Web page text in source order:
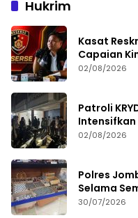
Hukrim
Kasat
Capaian
Kritik dan
02/08/2026
Patroli
Intensifkan
02/08/2026
Polres
Selama
Diamankan
30/07/2026